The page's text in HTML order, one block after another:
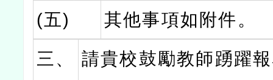
(五)
其他事項如附件。
三、
請貴校鼓勵教師踴躍